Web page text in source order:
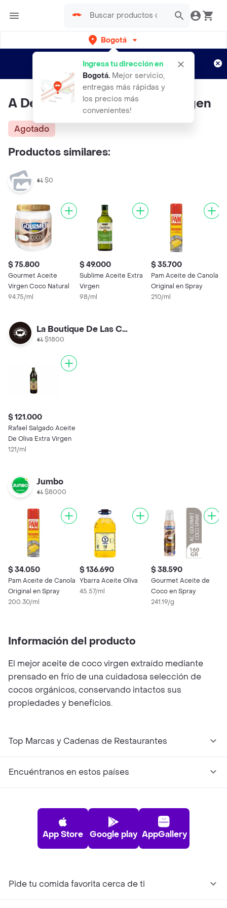
Bogotá
Ingresa tu dirección en
Bogotá. Mejor servicio,
entregas más rápidas y
los precios más
convenientes!
envíos gratis por semanas
Aplican TyC
A De Coco Aceite de Coco Virgen
Agotado
Productos similares:
$0
$ 75.800
Gourmet Aceite
Virgen Coco Natural
94.75/ml
$ 49.000
Sublime Aceite Extra
Virgen
98/ml
$ 35.700
Pam Aceite de Canola
Original en Spray
210/ml
La Boutique De Las Carnes
$1800
$ 121.000
Rafael Salgado Aceite
De Oliva Extra Virgen
121/ml
Jumbo
$8000
$ 34.050
Pam Aceite de Canola
Original en Spray
200.30/ml
$ 136.690
Ybarra Aceite Oliva
45.57/ml
$ 38.590
Gourmet Aceite de
Coco en Spray
241.19/g
Información del producto
El mejor aceite de coco virgen extraído mediante
prensado en frío de una cuidadosa selección de
cocos orgánicos, conservando intactos sus
propiedades y beneficios.
Top Marcas y Cadenas de Restaurantes
Encuéntranos en estos países
App Store Google play AppGallery
Pide tu comida favorita cerca de ti